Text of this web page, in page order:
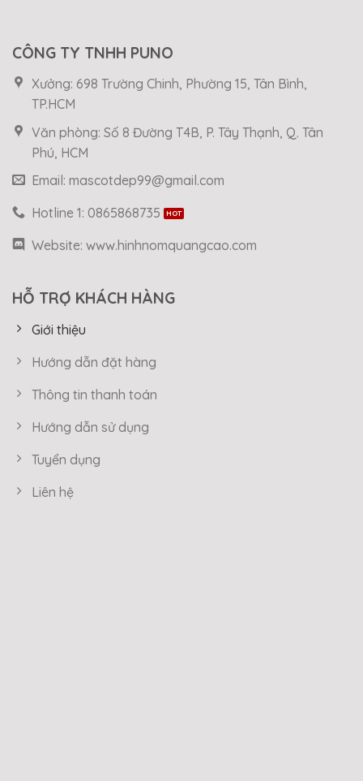
CÔNG TY TNHH PUNO
Xưởng: 698 Trường Chinh, Phường 15, Tân Bình,
TP.HCM
Văn phòng: Số 8 Đường T4B, P. Tây Thạnh, Q. Tân
Phú, HCM
Email: mascotdep99@gmail.com
Hotline 1: 0865868735
Website: www.hinhnomquangcao.com
HỖ TRỢ KHÁCH HÀNG
Giới thiệu
Hướng dẫn đặt hàng
Thông tin thanh toán
Hướng dẫn sử dụng
Tuyển dụng
Liên hệ